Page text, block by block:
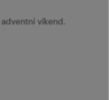
víkend.